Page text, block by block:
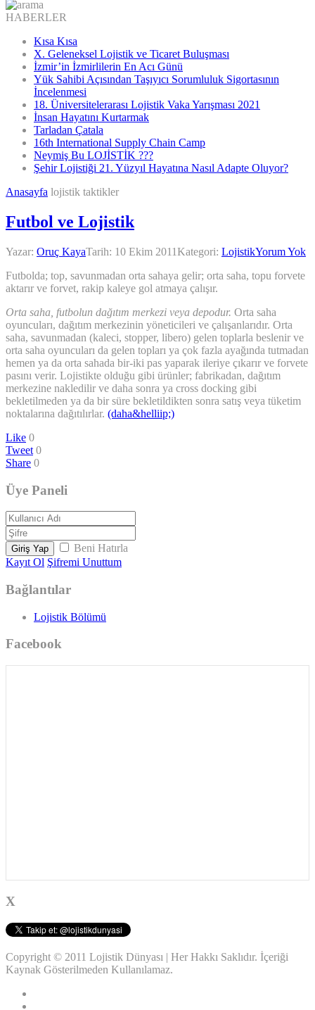
HABERLER
Kısa Kısa
X. Geleneksel Lojistik ve Ticaret Buluşması
İzmir’in İzmirlilerin En Acı Günü
Yük Sahibi Açısından Taşıyıcı Sorumluluk Sigortasının
İncelenmesi
18. Üniversitelerarası Lojistik Vaka Yarışması 2021
İnsan Hayatını Kurtarmak
Tarladan Çatala
16th International Supply Chain Camp
Neymiş Bu LOJİSTİK ???
Şehir Lojistiği 21. Yüzyıl Hayatına Nasıl Adapte Oluyor?
Anasayfa lojistik taktikler
Futbol ve Lojistik
Yazar: Oruç KayaTarih: 10 Ekim 2011Kategori: LojistikYorum Yok
Futbolda; top, savunmadan orta sahaya gelir; orta saha, topu forvete
aktarır ve forvet, rakip kaleye gol atmaya çalışır.
Orta saha, futbolun dağıtım merkezi veya depodur. Orta saha
oyuncuları, dağıtım merkezinin yöneticileri ve çalışanlarıdır. Orta
saha, savunmadan (kaleci, stopper, libero) gelen toplarla beslenir ve
orta saha oyuncuları da gelen topları ya çok fazla ayağında tutmadan
hemen ya da orta sahada bir-iki pas yaparak ileriye çıkarır ve forvete
pasını verir. Lojistikte olduğu gibi ürünler; fabrikadan, dağıtım
merkezine nakledilir ve daha sonra ya cross docking gibi
bekletilmeden ya da bir süre bekletildikten sonra satış veya tüketim
noktalarına dağıtılırlar. (daha&helliip;)
Like 0
Tweet 0
Share 0
Üye Paneli
Giriş Yap
Beni Hatırla
Kayıt Ol Şifremi Unuttum
Bağlantılar
Lojistik Bölümü
Facebook
X
Copyright © 2011 Lojistik Dünyası | Her Hakkı Saklıdır. İçeriği
Kaynak Gösterilmeden Kullanılamaz.